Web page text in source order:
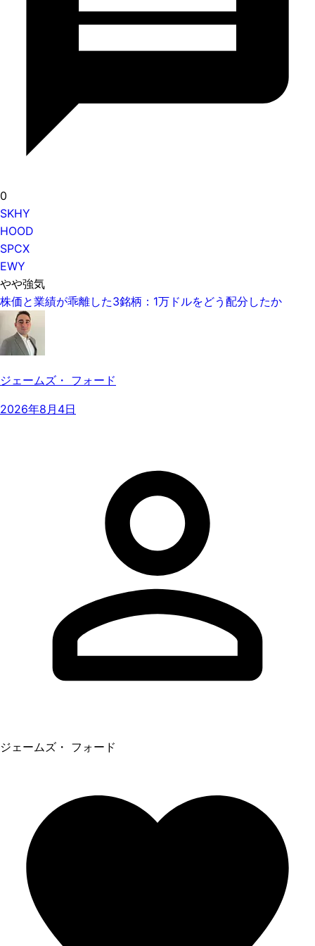
0
SKHY
HOOD
SPCX
EWY
やや強気
株価と業績が乖離した3銘柄：1万ドルをどう配分したか
ジェームズ・ フォード
2026年8月4日
ジェームズ・ フォード